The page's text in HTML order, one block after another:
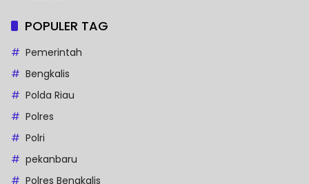
POPULER TAG
Pemerintah
Bengkalis
Polda Riau
Polres
Polri
pekanbaru
Polres Bengkalis